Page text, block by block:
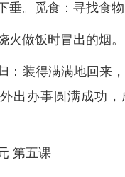
垂。觅食：寻找食物
火做饭时冒出的烟。
：装得满满地回来，
出办事圆满成功，
第五课